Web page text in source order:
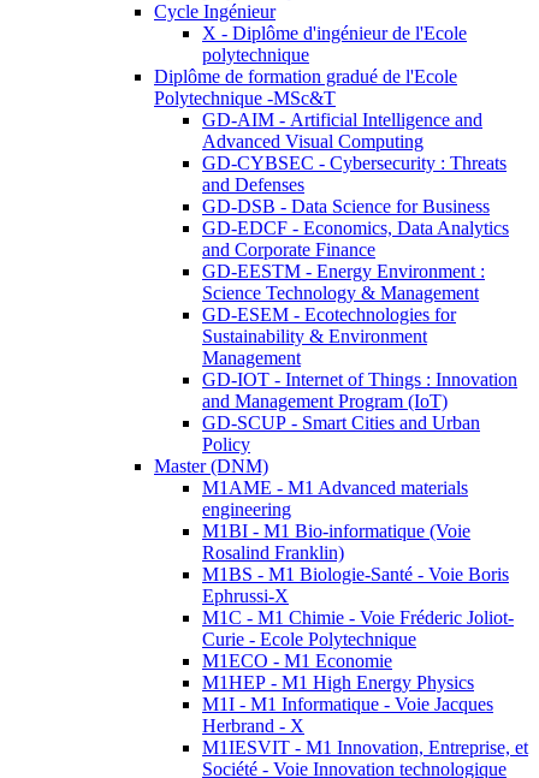
Cycle Ingénieur
X - Diplôme d'ingénieur de l'Ecole
polytechnique
Diplôme de formation gradué de l'Ecole
Polytechnique -MSc&T
GD-AIM - Artificial Intelligence and
Advanced Visual Computing
GD-CYBSEC - Cybersecurity : Threats
and Defenses
GD-DSB - Data Science for Business
GD-EDCF - Economics, Data Analytics
and Corporate Finance
GD-EESTM - Energy Environment :
Science Technology & Management
GD-ESEM - Ecotechnologies for
Sustainability & Environment
Management
GD-IOT - Internet of Things : Innovation
and Management Program (IoT)
GD-SCUP - Smart Cities and Urban
Policy
Master (DNM)
M1AME - M1 Advanced materials
engineering
M1BI - M1 Bio-informatique (Voie
Rosalind Franklin)
M1BS - M1 Biologie-Santé - Voie Boris
Ephrussi-X
M1C - M1 Chimie - Voie Fréderic Joliot-
Curie - Ecole Polytechnique
M1ECO - M1 Economie
M1HEP - M1 High Energy Physics
M1I - M1 Informatique - Voie Jacques
Herbrand - X
M1IESVIT - M1 Innovation, Entreprise, et
Société - Voie Innovation technologique